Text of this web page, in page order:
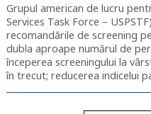
Grupul american de lucru
Services Task Force –
recomandările de screening
dubla aproape numărul de
începerea screeningului la
în trecut; reducerea indicelui